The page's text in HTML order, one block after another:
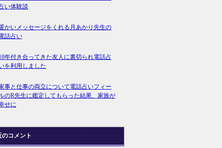
い体験談
かいメッセージをくれる月あかり先生の
話占い
年付き合ってきた友人に裏切られ電話占
を利用しました
事と仕事の両立について電話占いフィー
のR先生に鑑定してもらった結果、家族が
せに
のコメント